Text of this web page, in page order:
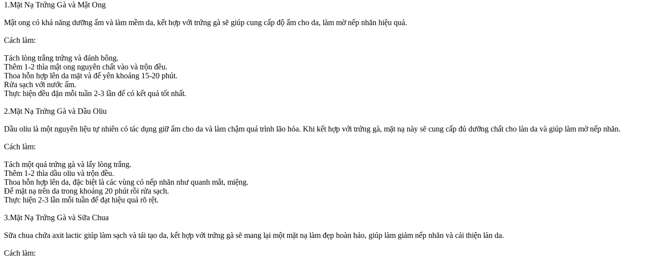
1.Mặt Nạ Trứng Gà và Mật Ong
Mật ong có khả năng dưỡng ẩm và làm mềm da, kết hợp với trứng gà sẽ giúp cung cấp độ ẩm cho da, làm mờ nếp nhăn hiệu quả.
Cách làm:
Tách lòng trắng trứng và đánh bông.
Thêm 1-2 thìa mật ong nguyên chất vào và trộn đều.
Thoa hỗn hợp lên da mặt và để yên khoảng 15-20 phút.
Rửa sạch với nước ấm.
Thực hiện đều đặn mỗi tuần 2-3 lần để có kết quả tốt nhất.
2.Mặt Nạ Trứng Gà và Dầu Oliu
Dầu oliu là một nguyên liệu tự nhiên có tác dụng giữ ẩm cho da và làm chậm quá trình lão hóa. Khi kết hợp với trứng gà, mặt nạ này sẽ cung cấp đủ dưỡng chất cho làn da và giúp làm mờ nếp nhăn.
Cách làm:
Tách một quả trứng gà và lấy lòng trắng.
Thêm 1-2 thìa dầu oliu và trộn đều.
Thoa hỗn hợp lên da, đặc biệt là các vùng có nếp nhăn như quanh mắt, miệng.
Để mặt nạ trên da trong khoảng 20 phút rồi rửa sạch.
Thực hiện 2-3 lần mỗi tuần để đạt hiệu quả rõ rệt.
3.Mặt Nạ Trứng Gà và Sữa Chua
Sữa chua chứa axit lactic giúp làm sạch và tái tạo da, kết hợp với trứng gà sẽ mang lại một mặt nạ làm đẹp hoàn hảo, giúp làm giảm nếp nhăn và cải thiện làn da.
Cách làm: